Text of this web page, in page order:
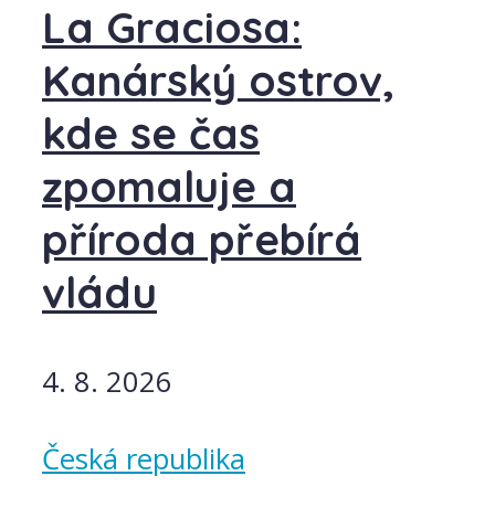
La Graciosa:
Kanárský ostrov,
kde se čas
zpomaluje a
příroda přebírá
vládu
4. 8. 2026
Česká republika